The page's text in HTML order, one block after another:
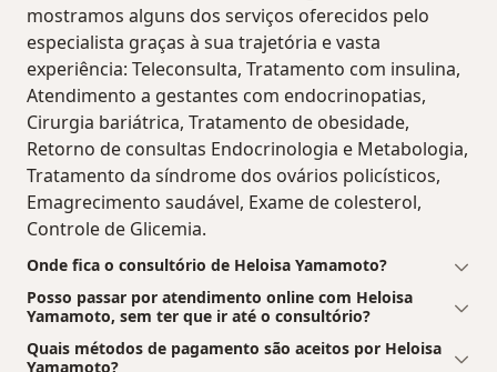
mostramos alguns dos serviços oferecidos pelo
especialista graças à sua trajetória e vasta
experiência: Teleconsulta, Tratamento com insulina,
Atendimento a gestantes com endocrinopatias,
Cirurgia bariátrica, Tratamento de obesidade,
Retorno de consultas Endocrinologia e Metabologia,
Tratamento da síndrome dos ovários policísticos,
Emagrecimento saudável, Exame de colesterol,
Controle de Glicemia.
Onde fica o consultório de Heloisa Yamamoto?
Posso passar por atendimento online com Heloisa
Yamamoto, sem ter que ir até o consultório?
Quais métodos de pagamento são aceitos por Heloisa
Yamamoto?